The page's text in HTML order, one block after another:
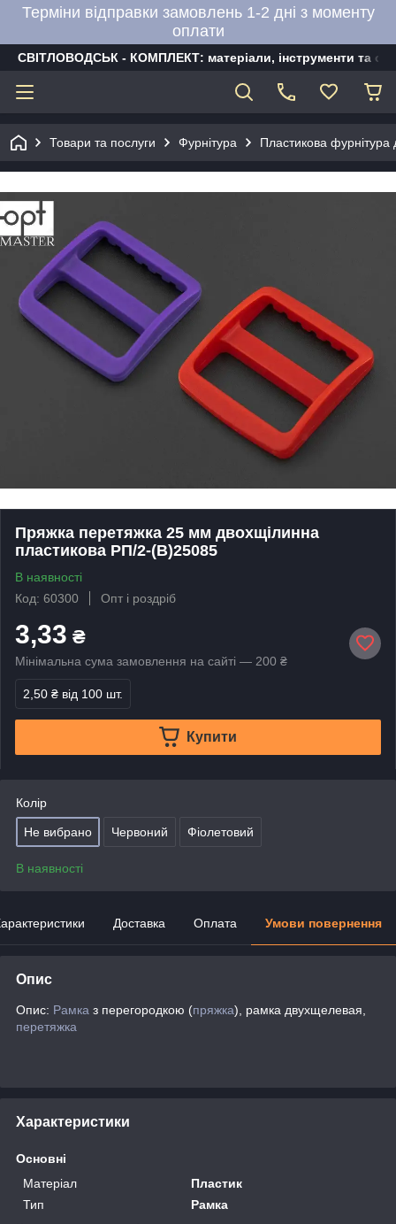
Терміни відправки замовлень 1-2 дні з моменту
оплати
СВІТЛОВОДСЬК - КОМПЛЕКТ: матеріали, інструменти та
Товари та послуги Фурнітура Пластикова фурнітура
Пряжка перетяжка 25 мм двохщілинна
пластикова РП/2-(B)25085
В наявності
Код: 60300
Опт і роздріб
3,33 ₴
Мінімальна сума замовлення на сайті — 200 ₴
2,50 ₴ від 100 шт.
Купити
Колір
Не вибрано Червоний Фіолетовий
В наявності
Доставка Оплата Умови повернення
Опис
Опис: Рамка з перегородкою (пряжка), рамка двухщелевая,
перетяжка
Характеристики
Основні
Матеріал
Пластик
Тип
Рамка